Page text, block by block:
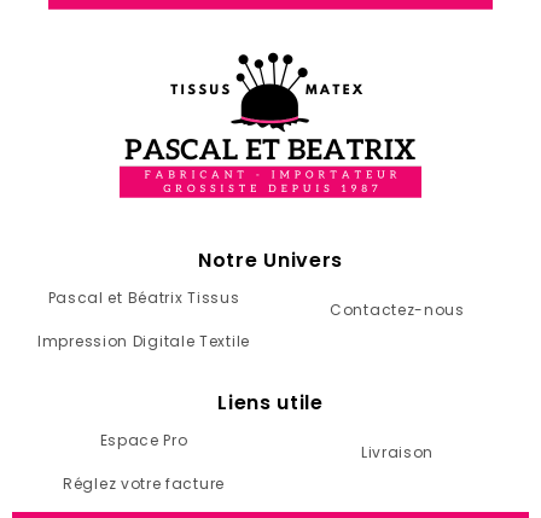
Notre Univers
Pascal et Béatrix Tissus
Impression Digitale Textile
Contactez-nous
Liens utile
Espace Pro
Réglez votre facture
Livraison